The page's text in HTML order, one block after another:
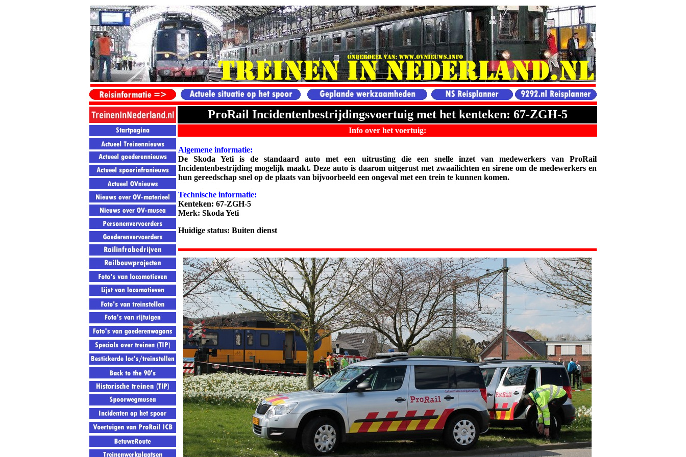
ProRail Incidentenbestrijdingsvoertuig met het kenteken: 67-ZGH-5
Info over het voertuig:
Algemene informatie:
De Skoda Yeti is de standaard auto met een uitrusting die een snelle inzet van medewerkers van ProRail
Incidentenbestrijding mogelijk maakt. Deze auto is daarom uitgerust met zwaailichten en sirene om de medewerkers en
hun gereedschap snel op de plaats van bijvoorbeeld een ongeval met een trein te kunnen komen.
Technische informatie:
Kenteken: 67-ZGH-5
Merk: Skoda Yeti
Huidige status: Buiten dienst